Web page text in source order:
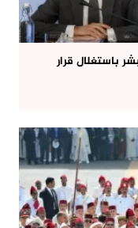
باستغلال قرار